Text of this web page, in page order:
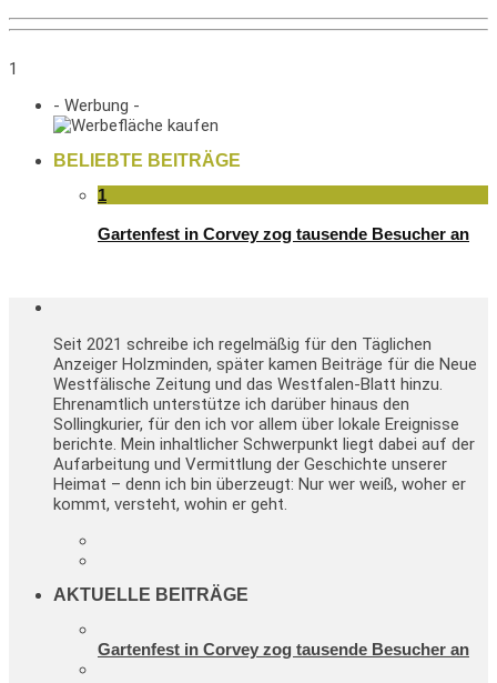
1
- Werbung -
BELIEBTE BEITRÄGE
1
Gartenfest in Corvey zog tausende Besucher an
Seit 2021 schreibe ich regelmäßig für den Täglichen
Anzeiger Holzminden, später kamen Beiträge für die Neue
Westfälische Zeitung und das Westfalen-Blatt hinzu.
Ehrenamtlich unterstütze ich darüber hinaus den
Sollingkurier, für den ich vor allem über lokale Ereignisse
berichte. Mein inhaltlicher Schwerpunkt liegt dabei auf der
Aufarbeitung und Vermittlung der Geschichte unserer
Heimat – denn ich bin überzeugt: Nur wer weiß, woher er
kommt, versteht, wohin er geht.
AKTUELLE BEITRÄGE
Gartenfest in Corvey zog tausende Besucher an